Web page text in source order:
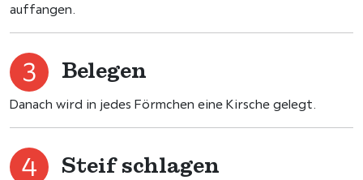
auffangen.
Belegen
Danach wird in jedes Förmchen eine Kirsche gelegt.
Steif schlagen